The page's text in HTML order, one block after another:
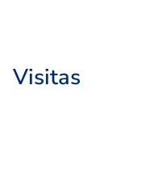
Visitas